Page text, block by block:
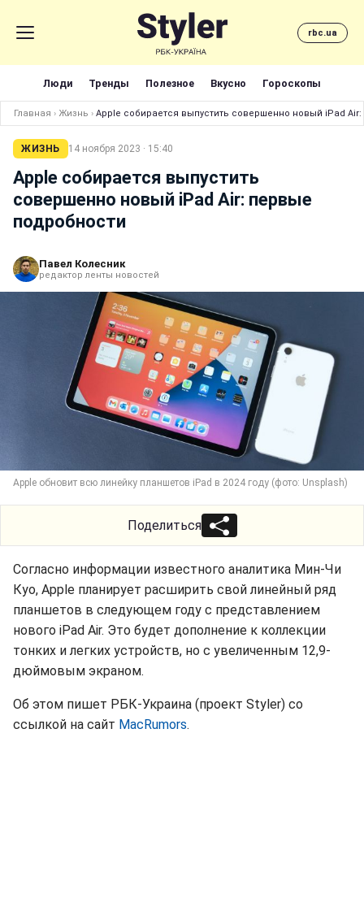
rbc.ua
Люди Тренды Полезное Вкусно Гороскопы
Главная › Жизнь › Apple собирается выпустить совершенно новый iPad
ЖИЗНЬ 14 ноября 2023 · 15:40
Apple собирается выпустить
совершенно новый iPad Air: первые
подробности
Павел Колесник
редактор ленты новостей
Apple обновит всю линейку планшетов iPad в 2024 году (фото: Unsplash)
Поделиться
Согласно информации известного аналитика Мин-Чи
Куо, Apple планирует расширить свой линейный ряд
планшетов в следующем году с представлением
нового iPad Air. Это будет дополнение к коллекции
тонких и легких устройств, но с увеличенным 12,9-
дюймовым экраном.
Об этом пишет РБК-Украина (проект Styler) со
ссылкой на сайт MacRumors.